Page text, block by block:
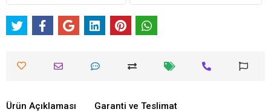
Ürün Açıklaması Garanti ve Teslimat